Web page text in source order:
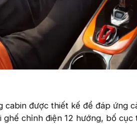
cabin được thiết kế để đáp ứng
ghế chỉnh điện 12 hướng, bố